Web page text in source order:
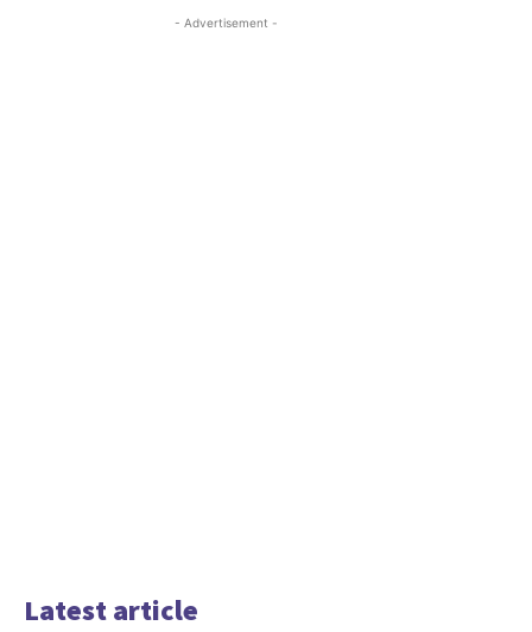
- Advertisement -
Latest article